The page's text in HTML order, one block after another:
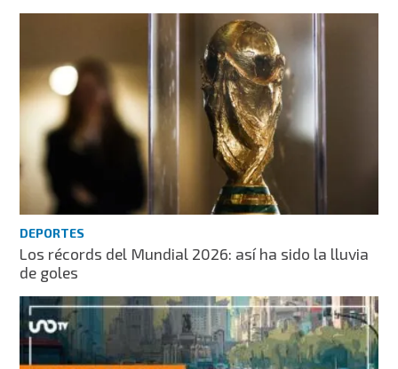
DEPORTES
Los récords del Mundial 2026: así ha sido la lluvia
de goles